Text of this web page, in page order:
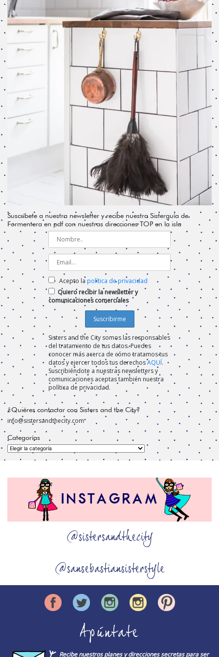
Suscríbete a nuestra newsletter y recibe nuestra Sisterguía de
Formentera en pdf con nuestras direcciones TOP en la isla
Acepto la política de privacidad
Quiero recibir la newsletter y
comunicaciones comerciales
Sisters and the City somos las responsables
del tratamiento de tus datos. Puedes
conocer más acerca de cómo tratamos tus
datos y ejercer todos tus derechosAQUÍ.
Suscribiéndote a nuestras newsletters y
comunicaciones aceptas también nuestra
política de privacidad.
¿Quiéres contactar con Sisters and the City?
info@sistersandthecity.com
Categorías
Categorías
@sistersandthecity
@sansebastiansisterstyle
Apúntate
Recibe nuestros planes y direcciones secretas para ser